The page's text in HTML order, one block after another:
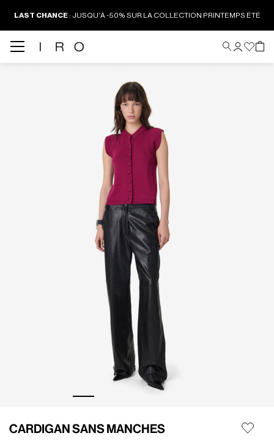
LAST CHANCE: JUSQU'À -50% SUR LA COLLECTION PRINTEMPS ÉTÉ
CARDIGAN SANS MANCHES